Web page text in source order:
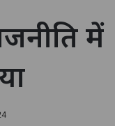
में